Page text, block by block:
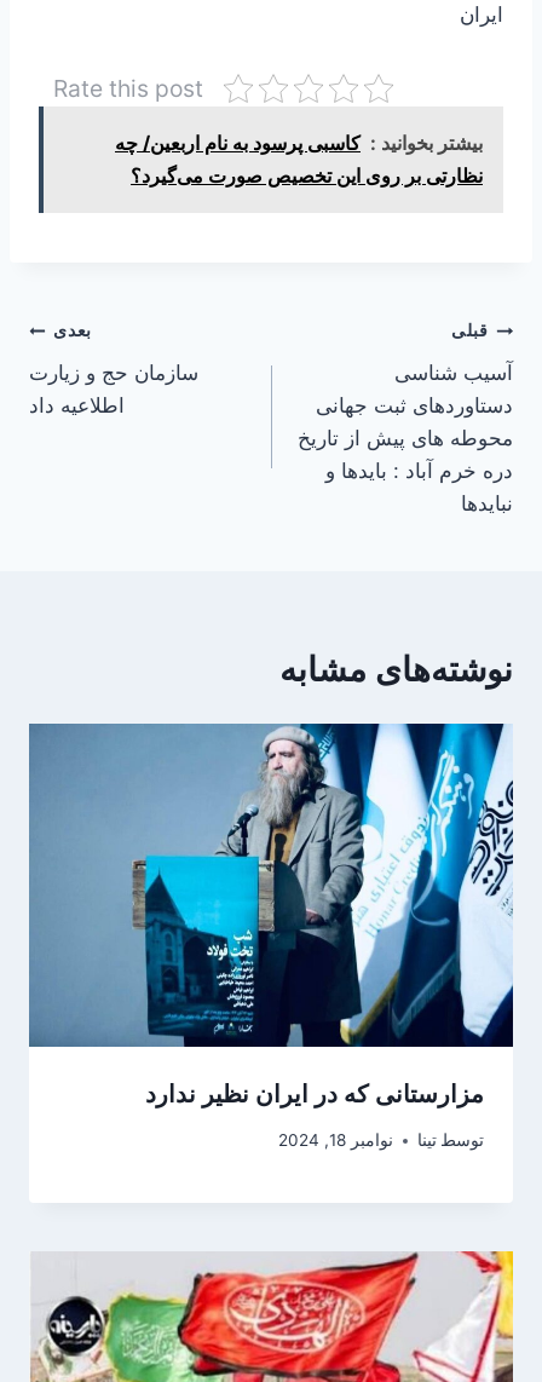
ایران
Rate this post
بیشتر بخوانید : کاسبی پرسود به نام اربعین/ چه
نظارتی بر روی این تخصیص صورت می‌گیرد؟
راهبری
نوشته
قبلی
آسیب شناسی
دستاوردهای ثبت جهانی
محوطه های پیش از تاریخ
دره خرم آباد : بایدها و
نبایدها
بعدی
سازمان حج و زیارت
اطلاعیه داد
نوشته‌های مشابه
مزارستانی که در ایران نظیر ندارد
توسط تینا نوامبر 18, 2024